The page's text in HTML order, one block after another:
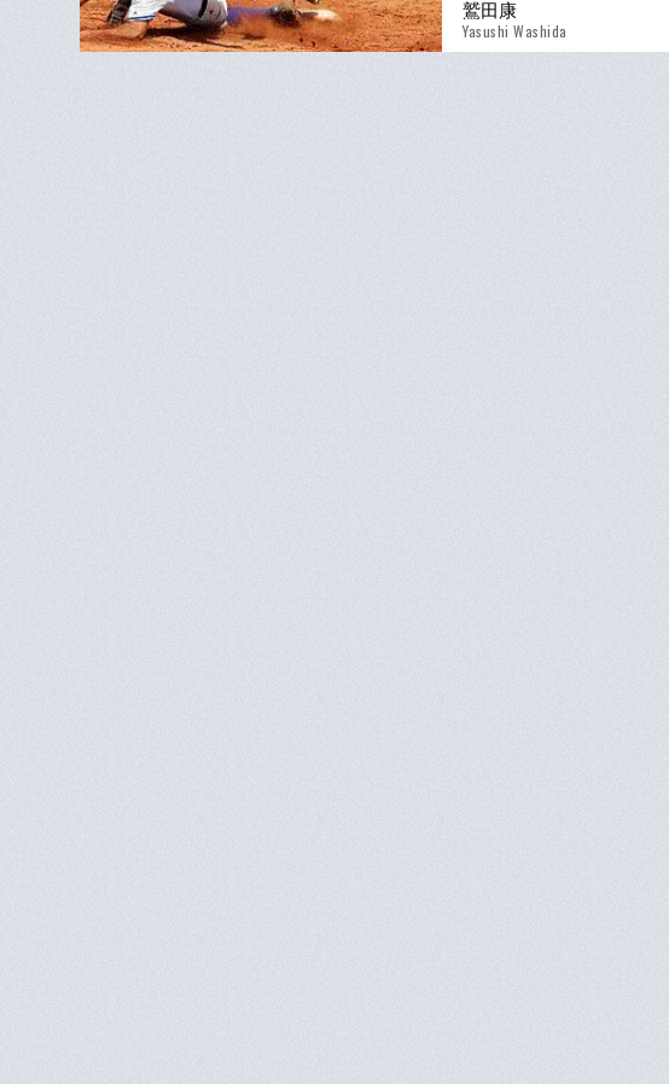
鷲田康
Yasushi Washida